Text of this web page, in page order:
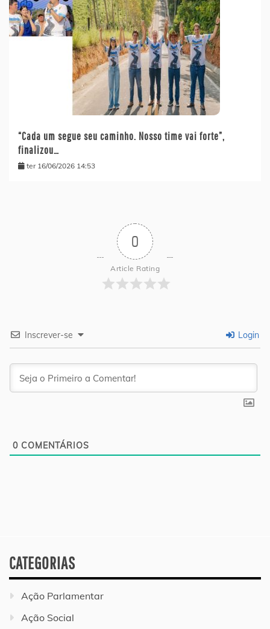
“Cada um segue seu caminho. Nosso time vai forte”,
finalizou…
ter 16/06/2026 14:53
0
Article Rating
Inscrever-se Login
0 COMENTÁRIOS
CATEGORIAS
Ação Parlamentar
Ação Social